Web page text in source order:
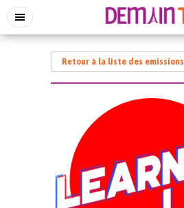
Retour à la liste des emissions